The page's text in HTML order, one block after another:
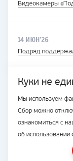
Куки не
Мы используем
Сбор можно
ознакомиться с
об использовании
Видеокамеры
14 ИЮН'26
Подряд
© Подряд, 1997-
8 (42331) 4-51-